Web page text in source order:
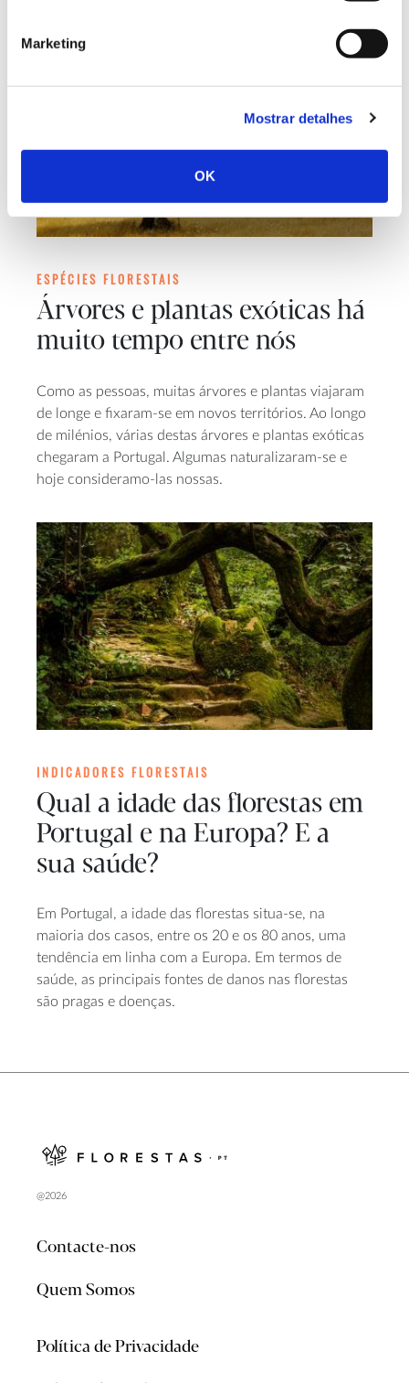
Marketing
Mostrar detalhes
OK
ESPÉCIES FLORESTAIS
Árvores e plantas exóticas há
muito tempo entre nós
Como as pessoas, muitas árvores e plantas viajaram
de longe e fixaram-se em novos territórios. Ao longo
de milénios, várias destas árvores e plantas exóticas
chegaram a Portugal. Algumas naturalizaram-se e
hoje consideramo-las nossas.
INDICADORES FLORESTAIS
Qual a idade das florestas em
Portugal e na Europa? E a
sua saúde?
Em Portugal, a idade das florestas situa-se, na
maioria dos casos, entre os 20 e os 80 anos, uma
tendência em linha com a Europa. Em termos de
saúde, as principais fontes de danos nas florestas
são pragas e doenças.
@2026
Contacte-nos
Quem Somos
Política de Privacidade